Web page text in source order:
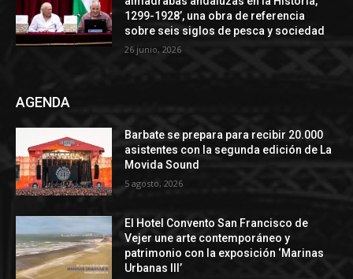
1299-1928’, una obra de referencia
sobre seis siglos de pesca y sociedad
26 junio, 2026
AGENDA
Barbate se prepara para recibir 20.000
asistentes con la segunda edición de La
Movida Sound
5 agosto, 2026
El Hotel Convento San Francisco de
Vejer une arte contemporáneo y
patrimonio con la exposición ‘Marinas
Urbanas III’